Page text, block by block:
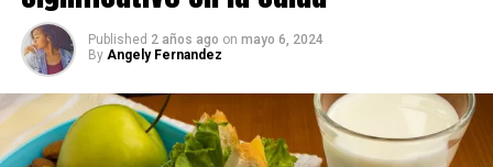
Published 2 años ago on mayo 6, 2024
By Angely Fernandez